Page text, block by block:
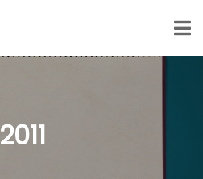
2011